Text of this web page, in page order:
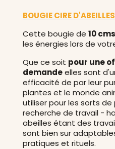
BOUGIE CIRE
Cette bougie de 10 cms
les énergies lors de
Que ce soit pour une
demandeelles sont
efficacité de par leur
plantes et le monde
utiliser pour les sorts
recherche de travail -
abeilles étant des
sont bien sur
pratiques et rituels.